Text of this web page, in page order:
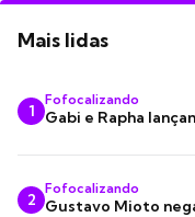
Mais lidas
1
Fofocalizando
Gabi e Rapha
2
Fofocalizando
Gustavo Mioto